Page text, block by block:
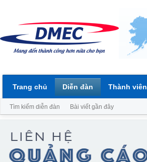
Trang chủ Diễn đàn
Tìm kiếm diễn đàn Bài viết gần đây
Thành viên